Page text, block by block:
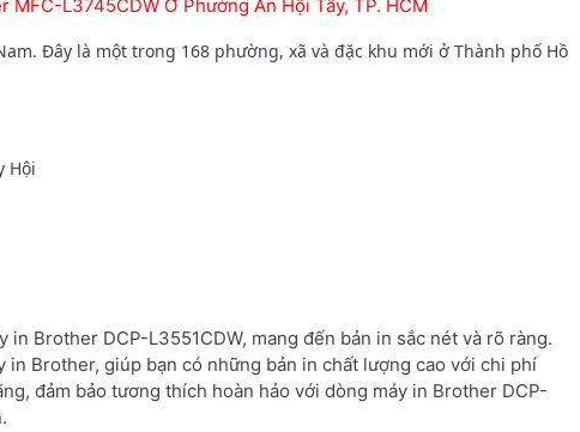
L3745CDW Ở Phường An Hội Tây, TP. HCM
Đây là một trong 168 phường, xã và đặc khu mới ở Thành phố Hồ
Hội
Brother DCP-L3551CDW, mang đến bản in sắc nét và rõ ràng.
Brother, giúp bạn có những bản in chất lượng cao với chi phí
đảm bảo tương thích hoàn hảo với dòng máy in Brother DCP-